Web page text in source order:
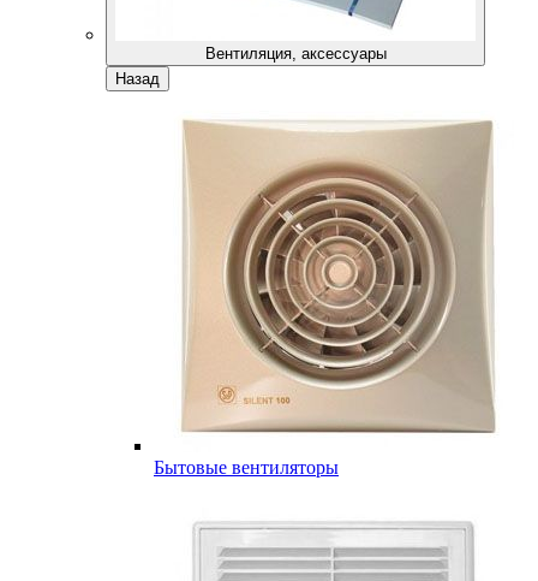
Вентиляция, аксессуары
Назад
Бытовые вентиляторы